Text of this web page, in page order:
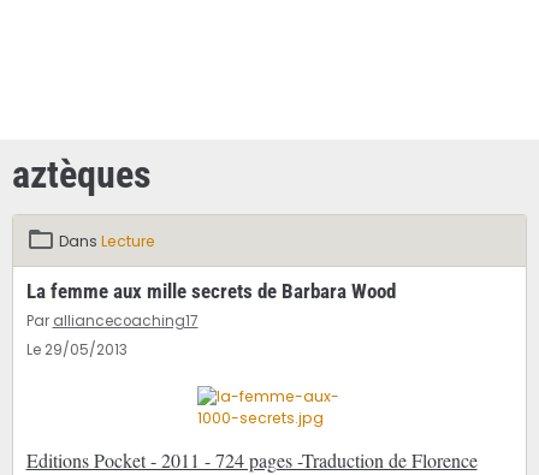
aztèques
Dans Lecture
La femme aux mille secrets de Barbara Wood
Par alliancecoaching17
Le 29/05/2013
Editions Pocket - 2011 - 724 pages -Traduction de Florence